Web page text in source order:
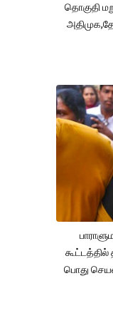
தொகுதி
கூட்டத்தில்
பொது